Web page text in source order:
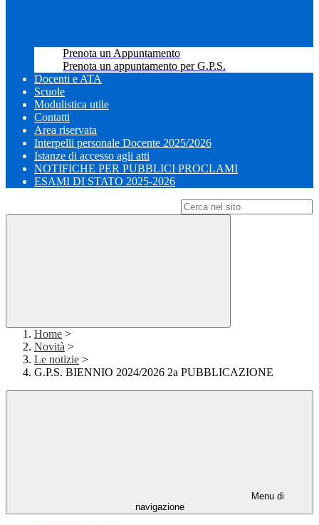
Prenota un Appuntamento
Prenota un appuntamento per G.P.S.
Docenti e ATA
Scuole
Modulistica utile
Contatti
Area riservata
Interpelli personale Docente 2025/2026
Istanze di accesso agli atti
NOTIFICHE PER PUBBLICI PROCLAMI
ESAMI DI STATO 2025-2026
Home >
Novità >
Le notizie >
G.P.S. BIENNIO 2024/2026 2a PUBBLICAZIONE
Menu di
navigazione